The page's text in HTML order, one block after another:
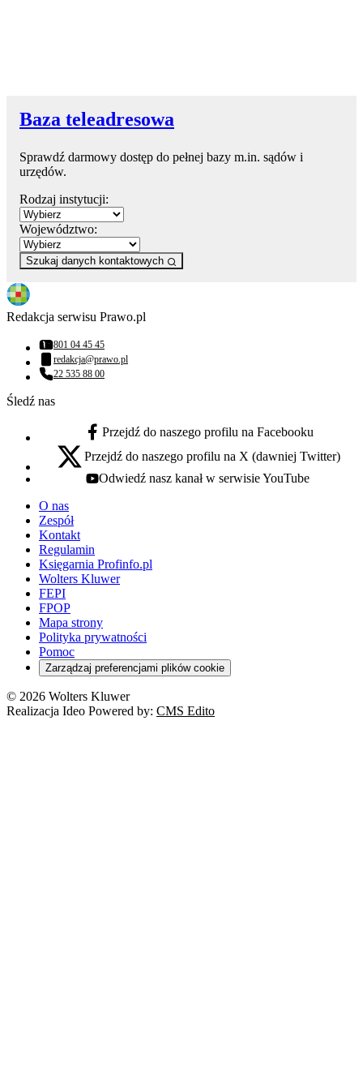
Baza teleadresowa
Sprawdź darmowy dostęp do pełnej bazy m.in. sądów i
urzędów.
Rodzaj instytucji:
Województwo:
Szukaj danych kontaktowych
Redakcja serwisu Prawo.pl
Numer telefonu:
801 04 45 45
Adres email:
redakcja@prawo.pl
Numer telefonu:
22 535 88 00
Śledź nas
facebook - otwiera się w nowej karcie
Przejdź do naszego profilu na Facebooku
x - otwiera się w nowej karcie
Przejdź do naszego profilu na X (dawniej Twitter)
youtube - otwiera się w nowej karcie
Odwiedź nasz kanał w serwisie YouTube
O nas
Zespół
Kontakt
Regulamin
Księgarnia Profinfo.pl
Wolters Kluwer
FEPI
FPOP
Mapa strony
Polityka prywatności
Pomoc
Zarządzaj preferencjami plików cookie
© 2026 Wolters Kluwer
Realizacja Ideo Powered by: CMS Edito